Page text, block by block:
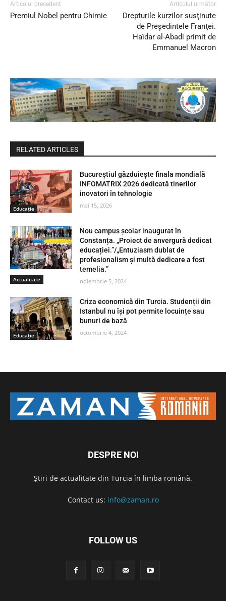
Articolul precedent
Premiul Nobel pentru Chimie
Articolul următor
Drepturile kurzilor susţinute
de Preşedintele Franţei.
Haïdar al-Abadi primit de
Emmanuel Macron
RELATED ARTICLES
Educaţie
Bucureștiul găzduiește finala mondială
INFOMATRIX 2026 dedicată tinerilor
inovatori în tehnologie
mai 15, 2026
Actualitate
Nou campus școlar inaugurat în
Constanța. „Proiect de anvergură dedicat
educației.”/„Entuziasm dublat de
profesionalism și multă dedicare a fost
temelia.”
noiembrie 5, 2024
Educaţie
Criza economică din Turcia. Studenții din
Istanbul nu își pot permite locuințe sau
bunuri de bază
octombrie 4, 2024
DESPRE NOI
Știri de actualitate din Turcia în limba română.
Contact us: info@zaman.ro
FOLLOW US